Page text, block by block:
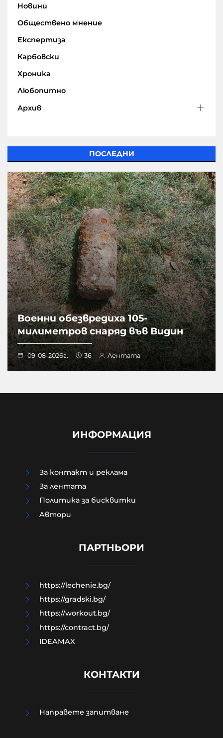
Новини
Обществено мнение
Експертиза
Карбовски
Хроника
Любопитно
Архив
ПОСЛЕДНИ
Военни обезвредиха 105-
милиметров снаряд във Видин
09-08-2026г. 36 Лентата
етикетите само в евро
ИНФОРМАЦИЯ
За контакт и реклама
За лентата
Политика за бисквитки
Aвтори
ПАРТНЬОРИ
https://lechenie.bg/
https://gradski.bg/
https://workout.bg/
https://contract.bg/
IDEAMAX
КОНТАКТИ
Направете запитване